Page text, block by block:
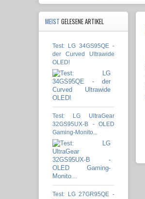
MEIST GELESENE ARTIKEL
Test: LG 34GS95QE -
der Curved Ultrawide
OLED!
Test: LG UltraGear
32GS95UX-B - OLED
Gaming-Monito...
Test: LG 27GR95QE -